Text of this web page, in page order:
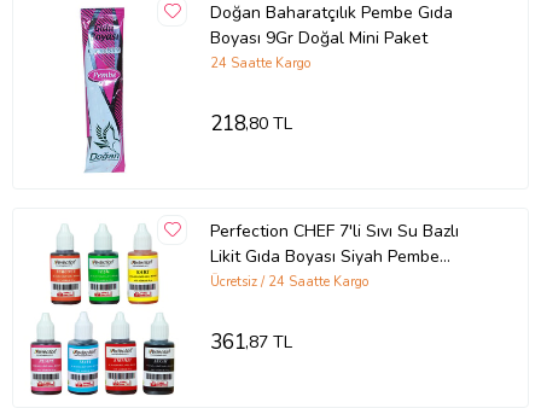
Doğan Baharatçılık Pembe Gıda
Boyası 9Gr Doğal Mini Paket
24 Saatte Kargo
218,80 TL
Perfection CHEF 7'li Sıvı Su Bazlı
Likit Gıda Boyası Siyah Pembe
Turuncu Sarı Kırmızı Mavi Yeşil 7 X
Ücretsiz / 24 Saatte Kargo
361,87 TL